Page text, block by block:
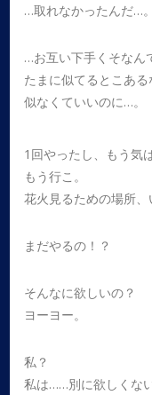
…取れなかったんだ…。
…お互い下手くそなん
たまに似てるとこあ
似なくていいのに…。
1回やったし、もう気
もう行こ。
花火見るための場所、
まだやるの！？
そんなに欲しいの？
ヨーヨー。
私？
私は……別に欲しくない